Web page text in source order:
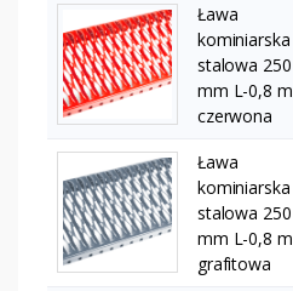
Ława
kominiarska
stalowa 250
mm L-0,8 m
czerwona
Ława
kominiarska
stalowa 250
mm L-0,8 m
grafitowa